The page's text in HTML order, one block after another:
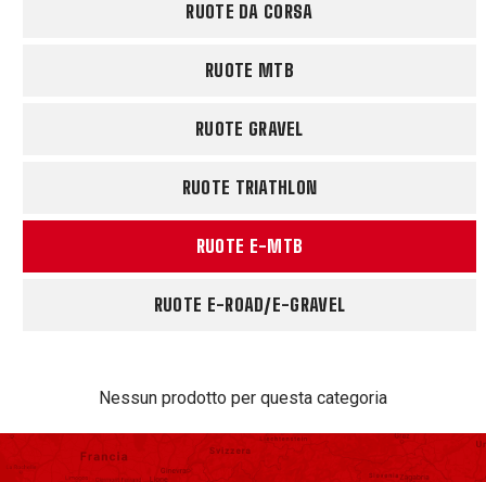
RUOTE DA CORSA
RUOTE MTB
RUOTE GRAVEL
RUOTE TRIATHLON
RUOTE E-MTB
RUOTE E-ROAD/E-GRAVEL
Nessun prodotto per questa categoria